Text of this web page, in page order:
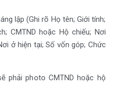
lập (Ghi rõ Họ tên; Giới tính;
CMTND hoặc Hộ chiếu; Nơi
ở hiện tại; Số vốn góp; Chức
phải photo CMTND hoặc hộ